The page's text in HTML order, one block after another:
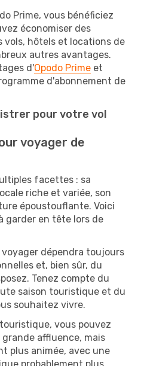
Prime, vous bénéficiez
économiser des
vols, hôtels et locations de
autres avantages.
d'Opodo Prime et
d'abonnement de
pour votre vol
voyager de
facettes : sa
riche et variée, son
époustouflante. Voici
garder en tête lors de
dépendra toujours
et, bien sûr, du
Tenez compte du
saison touristique et du
souhaitez vivre.
vous pouvez
affluence, mais
plus animée, avec une